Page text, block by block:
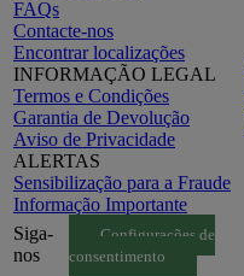
FAQs
Contacte-nos
Encontrar localizações
INFORMAÇÃO LEGAL
Termos e Condições
Garantia de Devolução
Aviso de Privacidade
ALERTAS
Sensibilização para a Fraude
Informação Importante
Siga-
nos
Configurações de
consentimento